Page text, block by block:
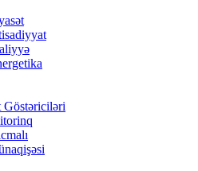
Göstəriciləri